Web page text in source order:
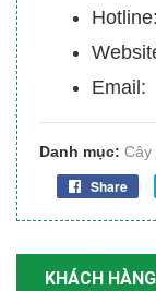
Hotline:
Email:
Danh mục: Cây
Share
KHÁCH